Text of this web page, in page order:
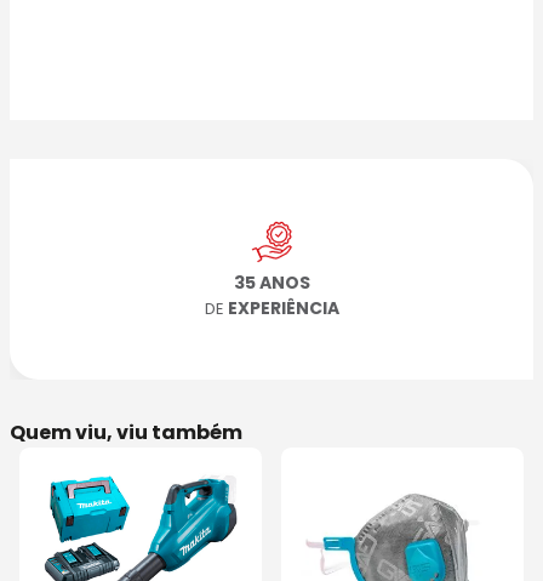
35 ANOS
DE EXPERIÊNCIA
Quem viu, viu também